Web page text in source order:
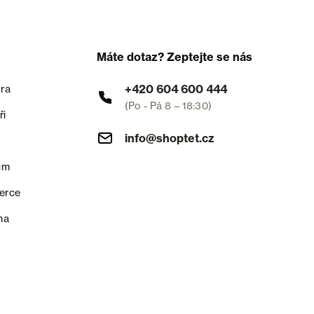
Máte dotaz? Zeptejte se nás
+420 604 600 444
(Po - Pá 8 – 18:30)
info@shoptet.cz